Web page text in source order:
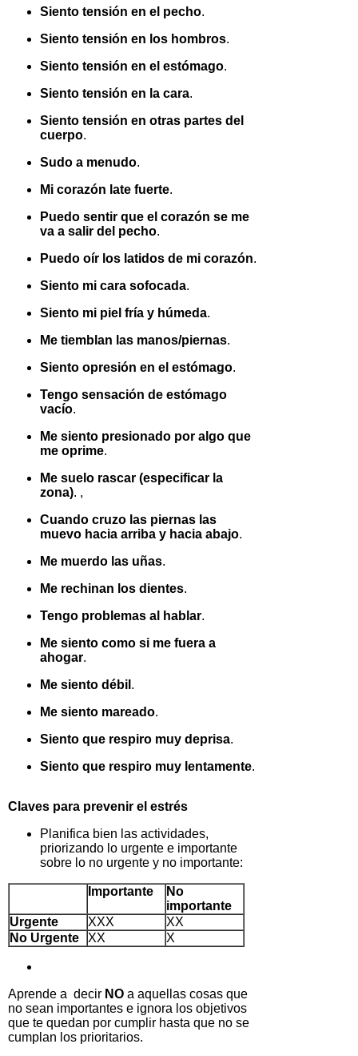
Siento tensión en el pecho.
Siento tensión en los hombros.
Siento tensión en el estómago.
Siento tensión en la cara.
Siento tensión en otras partes del
cuerpo.
Sudo a menudo.
Mi corazón late fuerte.
Puedo sentir que el corazón se me
va a salir del pecho.
Puedo oír los latidos de mi corazón.
Siento mi cara sofocada.
Siento mi piel fría y húmeda.
Me tiemblan las manos/piernas.
Siento opresión en el estómago.
Tengo sensación de estómago
vacío.
Me siento presionado por algo que
me oprime.
Me suelo rascar (especificar la
zona). ,
Cuando cruzo las piernas las
muevo hacia arriba y hacia abajo.
Me muerdo las uñas.
Me rechinan los dientes.
Tengo problemas al hablar.
Me siento como si me fuera a
ahogar.
Me siento débil .
Me siento mareado.
Siento que respiro muy deprisa.
Siento que respiro muy lentamente.
Claves para prevenir el estrés
Planifica bien las actividades,
priorizando lo urgente e importante
sobre lo no urgente y no importante:
Importante
No
importante
Urgente
XXX
XX
No Urgente
XX X
Aprende a decir NO a aquellas cosas que
no sean importantes e ignora los objetivos
que te quedan por cumplir hasta que no se
cumplan los prioritarios.